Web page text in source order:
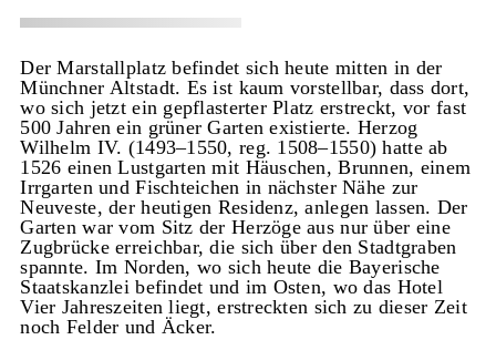
Der Marstallplatz befindet sich heute mitten in der
Münchner Altstadt. Es ist kaum vorstellbar, dass dort,
wo sich jetzt ein gepflasterter Platz erstreckt, vor fast
500 Jahren ein grüner Garten existierte. Herzog
Wilhelm IV. (1493–1550, reg. 1508–1550) hatte ab
1526 einen Lustgarten mit Häuschen, Brunnen, einem
Irrgarten und Fischteichen in nächster Nähe zur
Neuveste, der heutigen Residenz, anlegen lassen. Der
Garten war vom Sitz der Herzöge aus nur über eine
Zugbrücke erreichbar, die sich über den Stadtgraben
spannte. Im Norden, wo sich heute die Bayerische
Staatskanzlei befindet und im Osten, wo das Hotel
Vier Jahreszeiten liegt, erstreckten sich zu dieser Zeit
noch Felder und Äcker.